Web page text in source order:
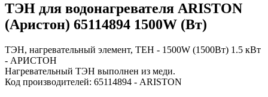
ТЭН для водонагревателя ARISTON
(Аристон) 65114894 1500W (Вт)
ТЭН, нагревательный элемент, ТЕН - 1500W (1500Вт) 1.5 кВт
- АРИСТОН
Нагревательный ТЭН выполнен из меди.
Код производителей: 65114894 - ARISTON